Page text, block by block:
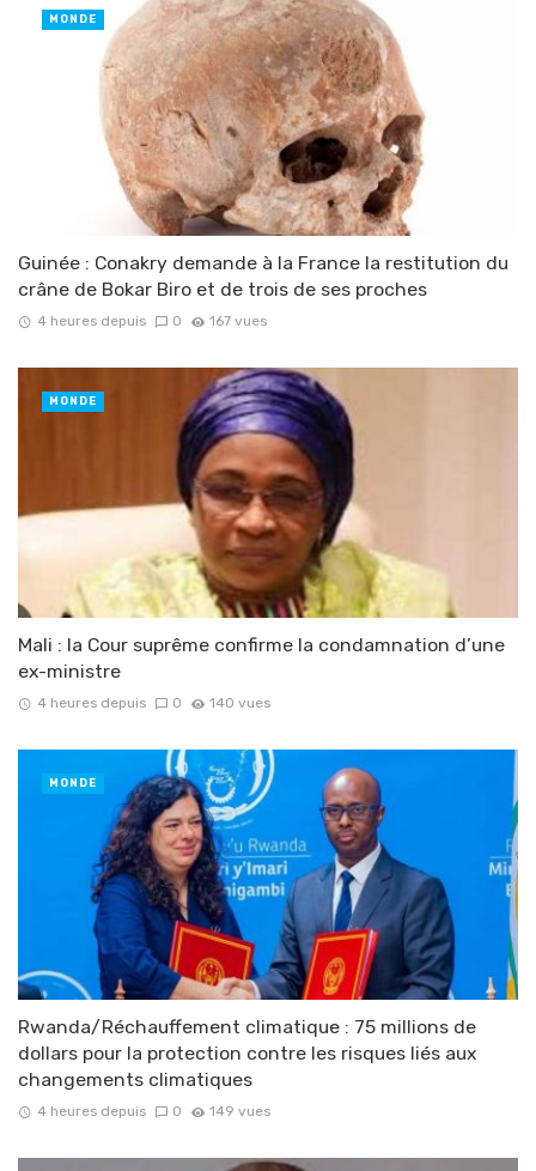
Guinée : Conakry demande à la France la restitution du
crâne de Bokar Biro et de trois de ses proches
4 heures depuis 0 167 vues
MONDE
Mali : la Cour suprême confirme la condamnation d’une
ex-ministre
4 heures depuis 0 140 vues
MONDE
Rwanda/Réchauffement climatique : 75 millions de
dollars pour la protection contre les risques liés aux
changements climatiques
4 heures depuis 0 149 vues
MONDE